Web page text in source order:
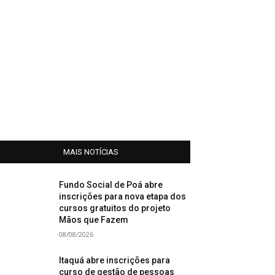
MAIS NOTÍCIAS
Fundo Social de Poá abre
inscrições para nova etapa dos
cursos gratuitos do projeto
Mãos que Fazem
08/08/2026
Itaquá abre inscrições para
curso de gestão de pessoas